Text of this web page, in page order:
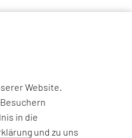
Website.
in die
und zu uns